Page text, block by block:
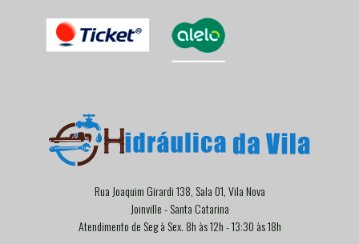
Rua Joaquim Girardi 138, Sala 01, Vila Nova
Joinville - Santa Catarina
Atendimento de Seg à Sex. 8h às 12h - 13:30 às 18h